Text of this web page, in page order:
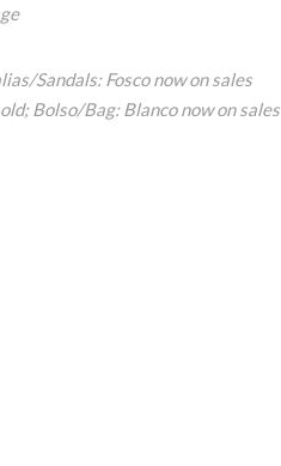
Sandals: Fosco now on sales
Bolso/Bag: Blanco now on sales